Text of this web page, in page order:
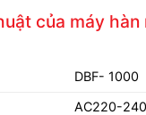
của máy
DBF- 1000
AC220-